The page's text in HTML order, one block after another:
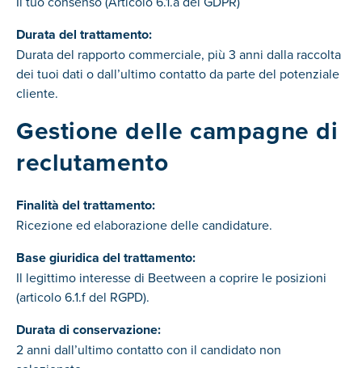
Durata del trattamento:
Durata del rapporto commerciale, più 3 anni dalla raccolta
dei tuoi dati o dall’ultimo contatto da parte del potenziale
cliente.
Gestione delle campagne di
reclutamento
Finalità del trattamento:
Ricezione ed elaborazione delle candidature.
Base giuridica del trattamento:
Il legittimo interesse di Beetween a coprire le posizioni
(articolo 6.1.f del RGPD).
Durata di conservazione:
2 anni dall’ultimo contatto con il candidato non